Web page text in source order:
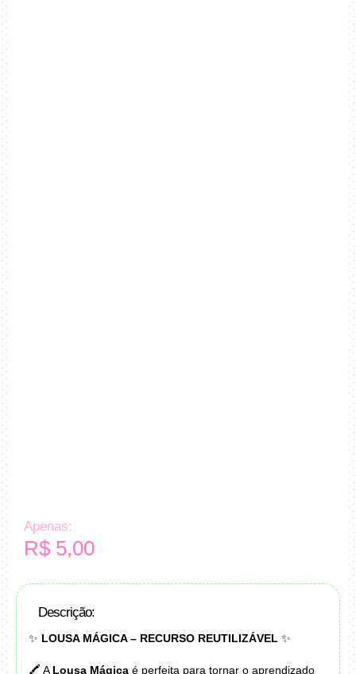
Apenas:
R$ 5,00
Descrição:
✨ LOUSA MÁGICA – RECURSO REUTILIZÁVEL ✨
🖍️ A Lousa Mágica é perfeita para tornar o aprendizado